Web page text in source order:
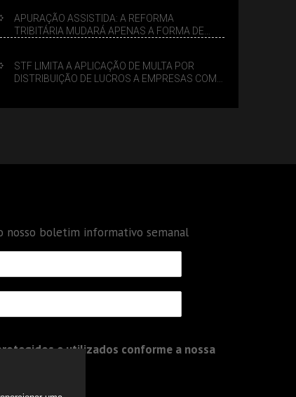
APURAÇÃO ASSISTIDA: A REFORMA
TRIBITÁRIA MUDARÁ APENAS A FORMA DE
STF LIMITA A APLICAÇÃO DE MULTA POR
DISTRIBUIÇÃO DE LUCROS A EMPRESAS COM
nosso boletim informativo semanal
e utilizados conforme a nossa